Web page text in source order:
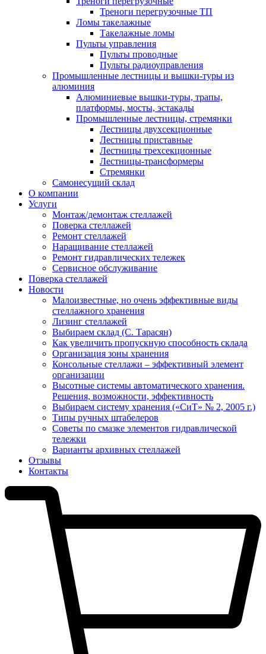
Треноги перегрузочные ТП
Ломы такелажные
Такелажные ломы
Пульты управления
Пульты проводные
Пульты радиоуправления
Промышленные лестницы и вышки-туры из
алюминия
Алюминиевые вышки-туры, трапы,
платформы, мосты, эстакады
Промышленные лестницы, стремянки
Лестницы двухсекционные
Лестницы приставные
Лестницы трехсекционные
Лестницы-трансформеры
Стремянки
Самонесущий склад
О компании
Услуги
Монтаж/демонтаж стеллажей
Поверка cтеллажей
Ремонт стеллажей
Наращивание стеллажей
Ремонт гидравлических тележек
Сервисное обслуживание
Поверка cтеллажей
Новости
Малоизвестные, но очень эффективные виды
стеллажного хранения
Лизинг стеллажей
Выбираем склад (С. Тарасян)
Как увеличить пропускную способность склада
Организация зоны хранения
Консольные стеллажи – эффективный элемент
организации
Высотные системы автоматического хранения.
Решения, возможности, эффективность
Выбираем систему хранения («СиТ» № 2, 2005 г.)
Типы ручных штабелеров
Советы по смазке элементов гидравлической
тележки
Варианты архивных стеллажей
Отзывы
Контакты